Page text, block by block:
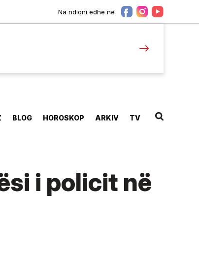
Na ndiqni edhe në
BLOG HOROSKOP ARKIV TV
i policit në